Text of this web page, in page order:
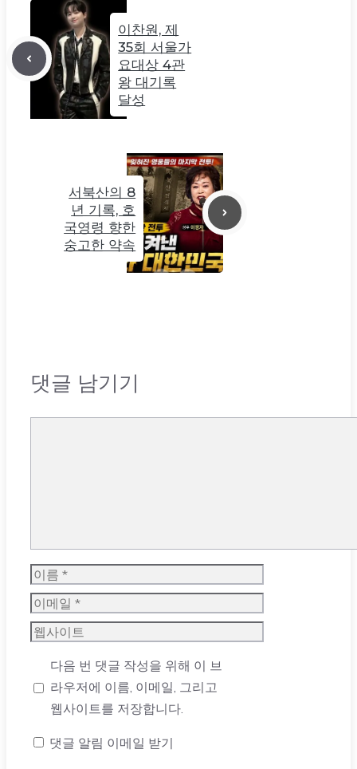
이찬원, 제
35회 서울가
요대상 4관
왕 대기록
달성
서북산의 8
년 기록, 호
국영령 향한
숭고한 약속
댓글 남기기
이
름
이
메
일
웹
트
다음 번 댓글 작성을 위해 이 브
라우저에 이름, 이메일, 그리고
웹사이트를 저장합니다.
댓글 알림 이메일 받기